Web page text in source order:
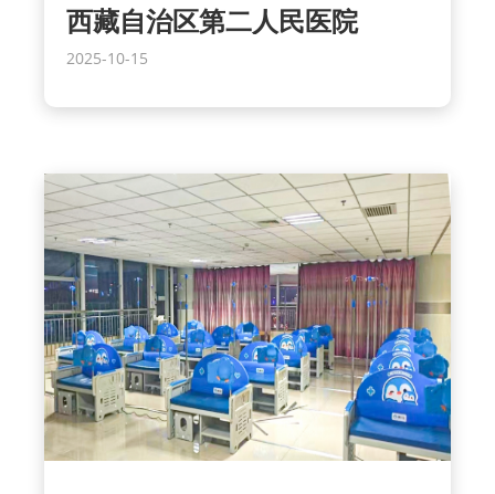
西藏自治区第二人民医院
2025-10-15